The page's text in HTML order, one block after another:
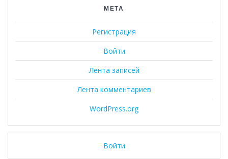
МЕТА
Регистрация
Войти
Лента записей
Лента комментариев
WordPress.org
Войти